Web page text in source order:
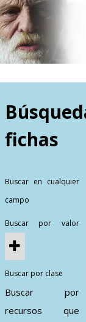
Autor
Listado por
Categorías
Todos los
Materias
Sitios de Interés
Contactos
fichas
Buscar en cualquier
campo
Buscar por valor
Buscar por clase
Buscar por
recursos que